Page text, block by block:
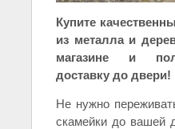
Купите
из металла и
магазине и
доставку до двери!
Не нужно
скамейки до вашей